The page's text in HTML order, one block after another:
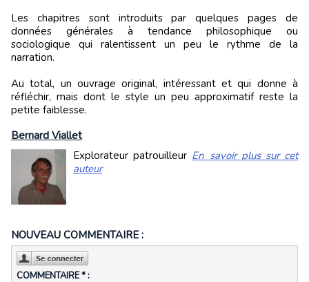
Les chapitres sont introduits par quelques pages de
données générales à tendance philosophique ou
sociologique qui ralentissent un peu le rythme de la
narration.
Au total, un ouvrage original, intéressant et qui donne à
réfléchir, mais dont le style un peu approximatif reste la
petite faiblesse.
Bernard Viallet
Explorateur patrouilleur En savoir plus sur cet
auteur
NOUVEAU COMMENTAIRE :
COMMENTAIRE * :